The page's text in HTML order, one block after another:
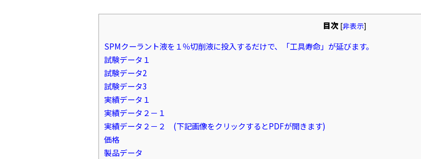
目次 [非表示]
SPMクーラント液を１％切削液に投入するだけで、「工具寿命」が延びます。
試験データ１
試験データ2
試験データ3
実績データ１
実績データ２－１
実績データ２－２ (下記画像をクリックするとPDFが開きます)
価格
製品データ